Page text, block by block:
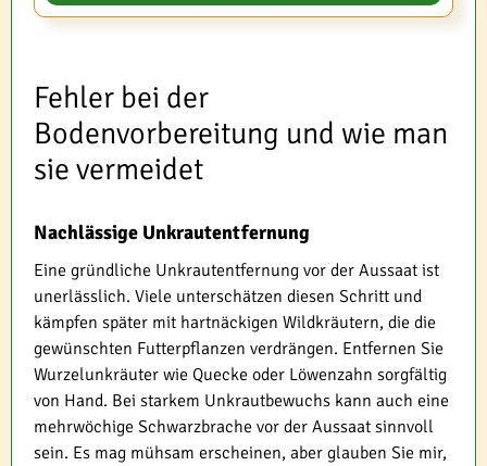
Fehler bei der
Bodenvorbereitung und wie man
sie vermeidet
Nachlässige Unkrautentfernung
Eine gründliche Unkrautentfernung vor der Aussaat ist
unerlässlich. Viele unterschätzen diesen Schritt und
kämpfen später mit hartnäckigen Wildkräutern, die die
gewünschten Futterpflanzen verdrängen. Entfernen Sie
Wurzelunkräuter wie Quecke oder Löwenzahn sorgfältig
von Hand. Bei starkem Unkrautbewuchs kann auch eine
mehrwöchige Schwarzbrache vor der Aussaat sinnvoll
sein. Es mag mühsam erscheinen, aber glauben Sie mir,